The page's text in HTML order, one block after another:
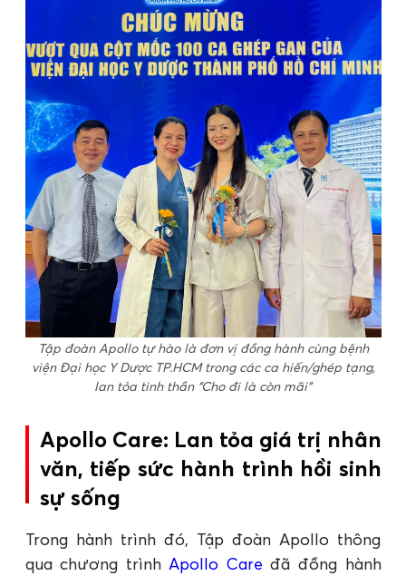
Tập đoàn Apollo tự hào là đơn vị đồng hành cùng bệnh
viện Đại học Y Dược TP.HCM trong các ca hiến/ghép tạng,
lan tỏa tinh thần “Cho đi là còn mãi”
Apollo Care: Lan tỏa giá trị nhân
văn, tiếp sức hành trình hồi sinh
sự sống
Trong hành trình đó, Tập đoàn Apollo thông
qua chương trìnhApollo Care đã đồng hành